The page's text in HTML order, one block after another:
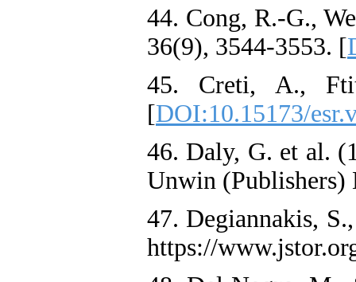
44. Cong, R.-G.,
36(9), 3544-3553. [
45. Creti, A.,
[DOI:10.15173/
46. Daly, G. et al.
Unwin
47. Degiannakis,
https://